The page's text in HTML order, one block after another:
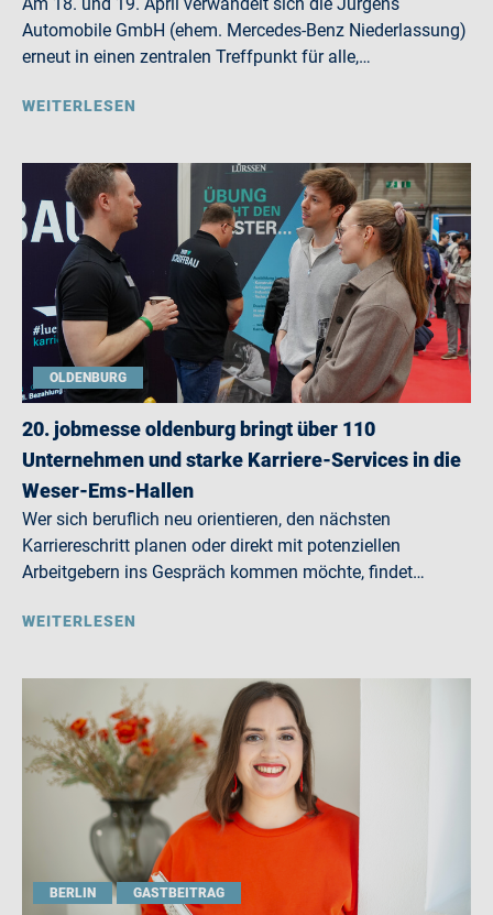
Automobile GmbH (ehem. Mercedes-Benz Niederlassung)
erneut in einen zentralen Treffpunkt für alle,…
WEITERLESEN
OLDENBURG
20. jobmesse oldenburg bringt über 110
Unternehmen und starke Karriere-Services in die
Weser-Ems-Hallen
Wer sich beruflich neu orientieren, den nächsten
Karriereschritt planen oder direkt mit potenziellen
Arbeitgebern ins Gespräch kommen möchte, findet…
WEITERLESEN
BERLIN GASTBEITRAG